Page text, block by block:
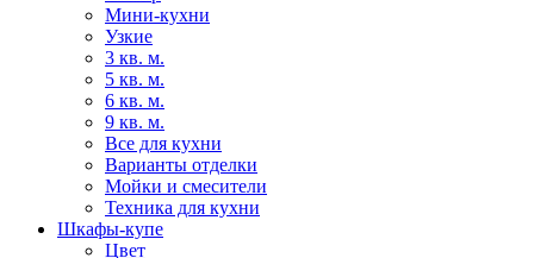
Мини-кухни
Узкие
3 кв. м.
5 кв. м.
6 кв. м.
9 кв. м.
Все для кухни
Варианты отделки
Мойки и смесители
Техника для кухни
Шкафы-купе
Цвет